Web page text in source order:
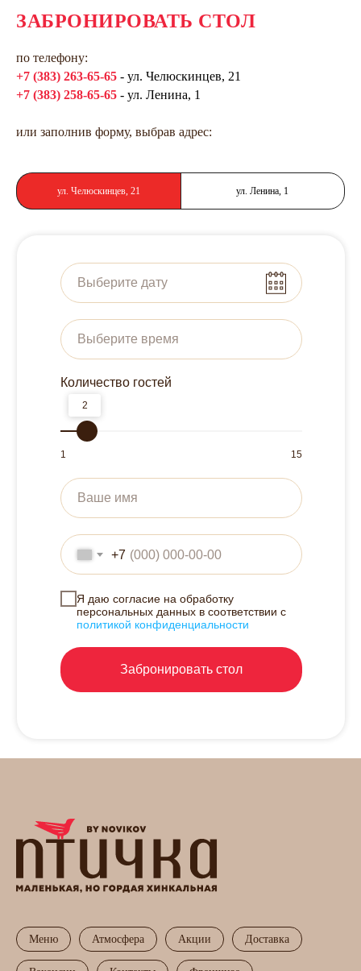
ЗАБРОНИРОВАТЬ СТОЛ
по телефону:
+7 (383) 263-65-65 - ул. Челюскинцев, 21
+7 (383) 258-65-65 - ул. Ленина, 1
или заполнив форму, выбрав адрес:
ул. Челюскинцев, 21 ул. Ленина, 1
Количество гостей
2
1 15
+7
Я даю согласие на обработку
персональных данных в соответствии с
политикой конфиденциальности
Забронировать стол
Меню Атмосфера Акции Доставка